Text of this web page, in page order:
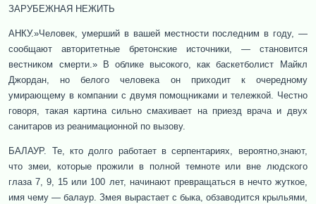
ЗАРУБЕЖНАЯ НЕЖИТЬ
АНКУ.»Человек, умерший в вашей местности последним в году, —
сообщают авторитетные бретонские источники, — становится
вестником смерти.» В облике высокого, как баскетболист Майкл
Джордан, но белого человека он приходит к очередному
умирающему в компании с двумя помощниками и тележкой. Честно
говоря, такая картина сильно смахивает на приезд врача и двух
санитаров из реанимационной по вызову.
БАЛАУР. Те, кто долго работает в серпентариях, вероятно,знают,
что змеи, которые прожили в полной темноте или вне людского
глаза 7, 9, 15 или 100 лет, начинают превращаться в нечто жуткое,
имя чему — балаур. Змея вырастает с быка, обзаводится крыльями,